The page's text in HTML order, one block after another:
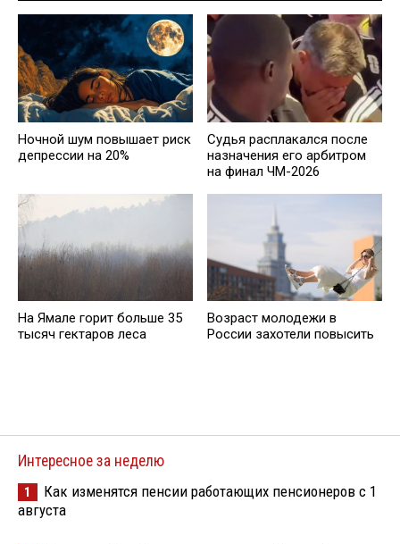
Ночной шум повышает риск
депрессии на 20%
Судья расплакался после
назначения его арбитром
на финал ЧМ-2026
На Ямале горит больше 35
тысяч гектаров леса
Возраст молодежи в
России захотели повысить
Интересное за неделю
1
Как изменятся пенсии работающих пенсионеров с 1
августа